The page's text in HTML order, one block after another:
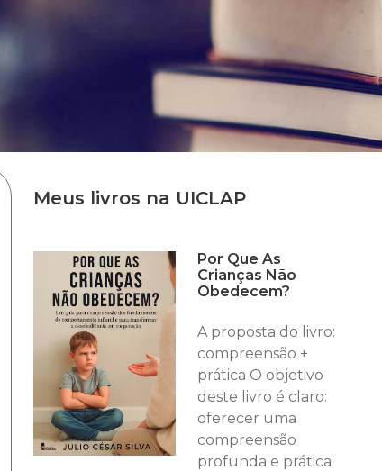
Meus livros na UICLAP
Por Que As
Crianças Não
Obedecem?
A proposta do livro:
compreensão +
prática O objetivo
deste livro é claro:
oferecer uma
compreensão
profunda e prática